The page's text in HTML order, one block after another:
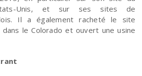
Unis, et sur ses sites de
Il a également racheté le site
dans le Colorado et ouvert une usine